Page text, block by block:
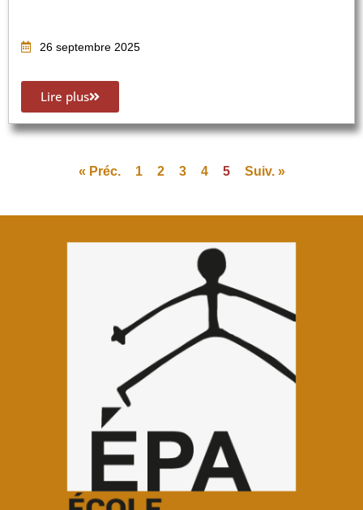
26 septembre 2025
Lire plus
« Préc. 1 2 3 4 5 Suiv. »